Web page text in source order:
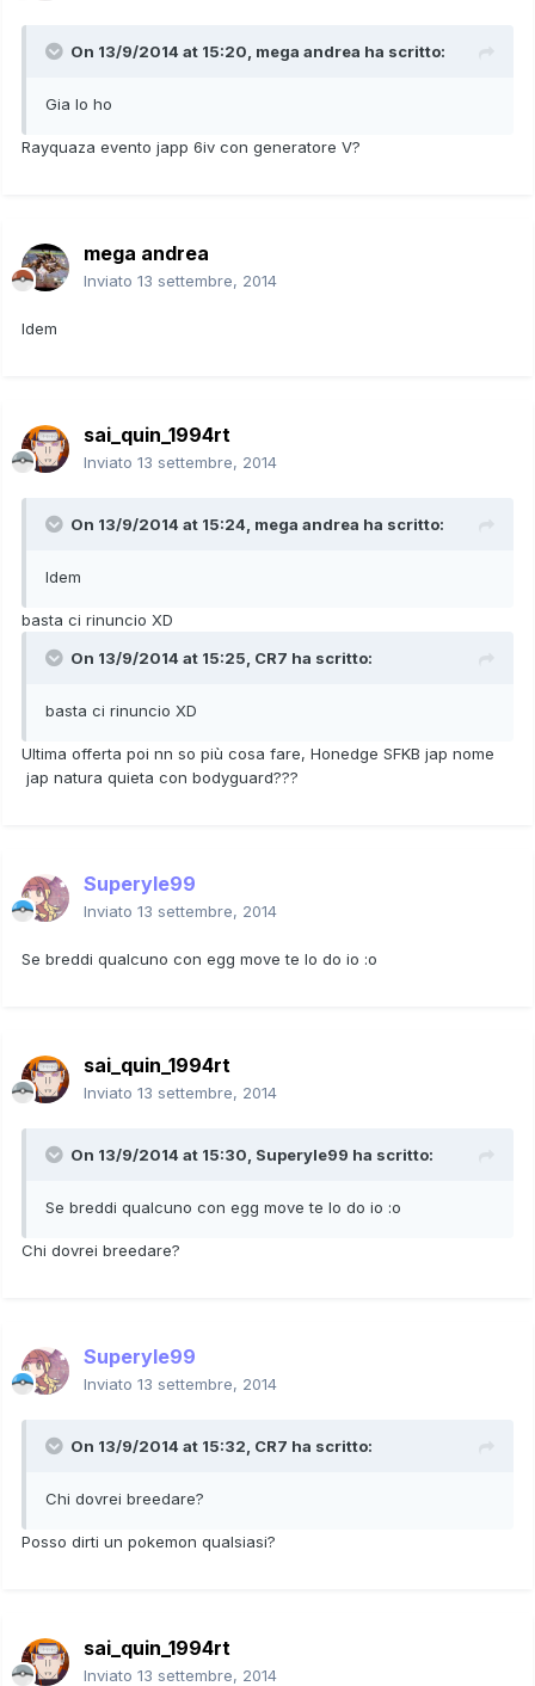
On 13/9/2014 at 15:20, mega andrea ha scritto:
Gia lo ho
Rayquaza evento japp 6iv con generatore V?
mega andrea
Inviato 13 settembre, 2014
Idem
sai_quin_1994rt
Inviato 13 settembre, 2014
On 13/9/2014 at 15:24, mega andrea ha scritto:
Idem
basta ci rinuncio XD
On 13/9/2014 at 15:25, CR7 ha scritto:
basta ci rinuncio XD
Ultima offerta poi nn so più cosa fare, Honedge SFKB jap nome
jap natura quieta con bodyguard???
Superyle99
Inviato 13 settembre, 2014
Se breddi qualcuno con egg move te lo do io :o
sai_quin_1994rt
Inviato 13 settembre, 2014
On 13/9/2014 at 15:30, Superyle99 ha scritto:
Se breddi qualcuno con egg move te lo do io :o
Chi dovrei breedare?
Superyle99
Inviato 13 settembre, 2014
On 13/9/2014 at 15:32, CR7 ha scritto:
Chi dovrei breedare?
Posso dirti un pokemon qualsiasi?
sai_quin_1994rt
Inviato 13 settembre, 2014